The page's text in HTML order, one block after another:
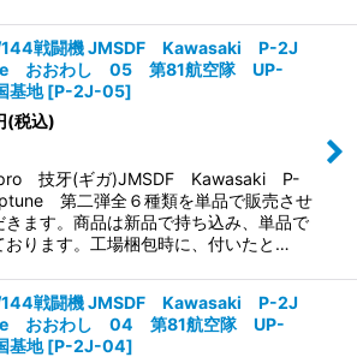
144戦闘機 JMSDF Kawasaki P-2J
おおわし 05 第81航空隊 UP-
基地 [P-2J-05]
(税込)
技牙(ギガ)JMSDF Kawasaki P-
第二弾全６種類を単品で販売させ
きます。商品は新品で持ち込み、単品で
おります。工場梱包時に、付いたと…
144戦闘機 JMSDF Kawasaki P-2J
おおわし 04 第81航空隊 UP-
基地 [P-2J-04]